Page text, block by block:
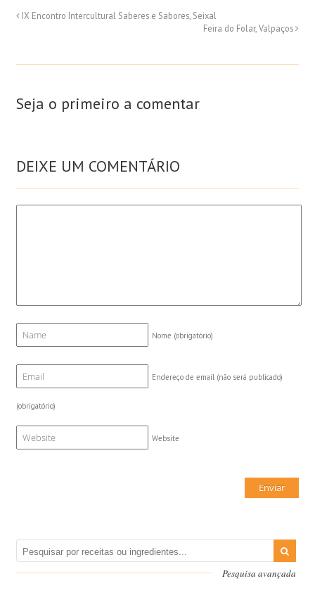
IX Encontro Intercultural Saberes e Sabores, Seixal
Feira do Folar, Valpaços
Seja o primeiro a comentar
DEIXE UM COMENTÁRIO
Nome (obrigatório)
Endereço de email (não será publicado)
(obrigatório)
Website
Pesquisa avançada